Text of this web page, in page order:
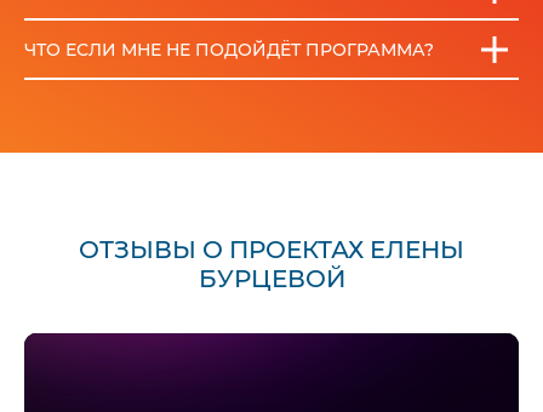
ЧТО ЕСЛИ МНЕ НЕ ПОДОЙДЁТ ПРОГРАММА?
ОТЗЫВЫ О ПРОЕКТАХ ЕЛЕНЫ
БУРЦЕВОЙ